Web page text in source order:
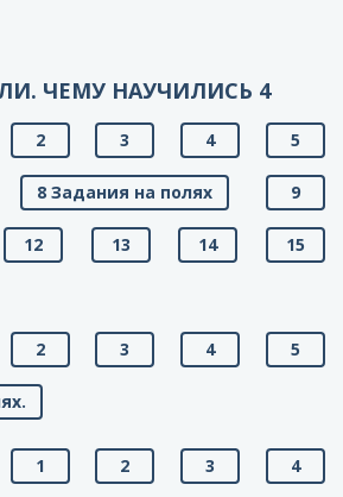
ЧЕМУ НАУЧИЛИСЬ 4
2 3 4 5
8 Задания на полях 9
12 13 14 15
2 3 4 5
1 2 3 4